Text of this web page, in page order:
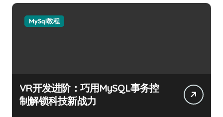
MySql教程
VR开发进阶：巧用MySQL事务控
制解锁科技新战力